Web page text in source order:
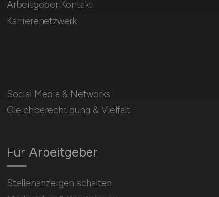
Social Media & Networks
Gleichberechtigung & Vielfalt
Für Arbeitgeber
Stellenanzeigen schalten
Arbeitgeber Kontakt
Karrierenetzwerk